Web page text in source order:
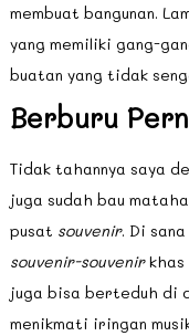
membuat bangunan.
yang memiliki gang-
buatan yang tidak
Berburu
Tidak tahannya saya
juga sudah bau
pusat souvenir. Di
souvenir-souvenirkhas
juga bisa berteduh di
menikmati iringan